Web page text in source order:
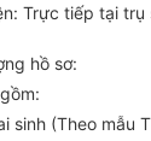
Trực tiếp tại trụ
hồ sơ:
sinh (Theo mẫu